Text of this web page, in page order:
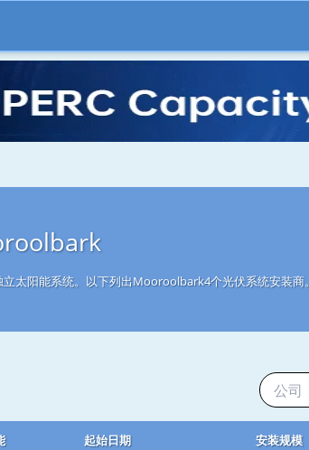
太阳能系统。以下列出Mooroolbark4个光伏系统安装商。
起始日期 安装规模